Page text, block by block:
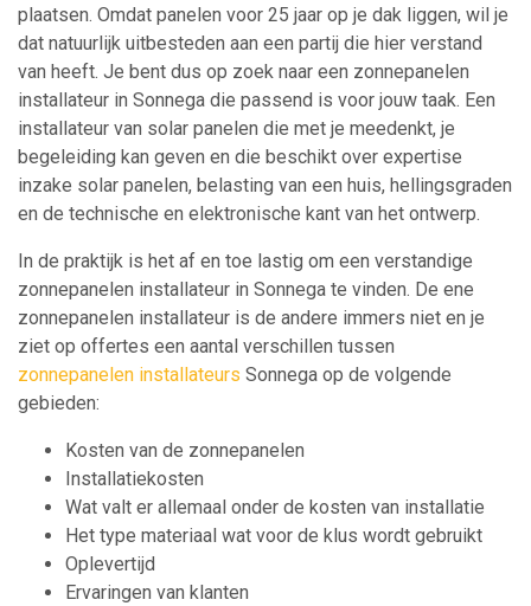
plaatsen. Omdat panelen voor 25 jaar op je dak liggen, wil je
dat natuurlijk uitbesteden aan een partij die hier verstand
van heeft. Je bent dus op zoek naar een zonnepanelen
installateur in Sonnega die passend is voor jouw taak. Een
installateur van solar panelen die met je meedenkt, je
begeleiding kan geven en die beschikt over expertise
inzake solar panelen, belasting van een huis, hellingsgraden
en de technische en elektronische kant van het ontwerp.
In de praktijk is het af en toe lastig om een verstandige
zonnepanelen installateur in Sonnega te vinden. De ene
zonnepanelen installateur is de andere immers niet en je
ziet op offertes een aantal verschillen tussen
zonnepanelen installateurs Sonnega op de volgende
gebieden:
Kosten van de zonnepanelen
Installatiekosten
Wat valt er allemaal onder de kosten van installatie
Het type materiaal wat voor de klus wordt gebruikt
Oplevertijd
Ervaringen van klanten